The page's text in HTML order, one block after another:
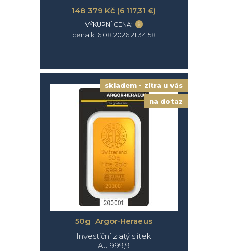
148 379 Kč (6 117,31 €)
VÝKUPNÍ CENA:
cena k: 6.08.2026 21:34:58
skladem - zítra u vás
na dotaz
50g Argor-Heraeus
Investiční zlatý slitek
Au 999,9